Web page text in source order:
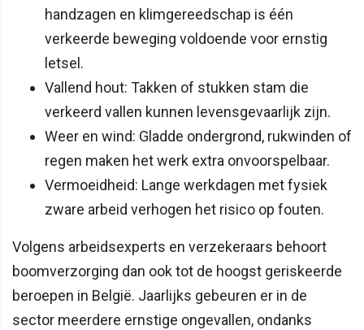
handzagen en klimgereedschap is één
verkeerde beweging voldoende voor ernstig
letsel.
Vallend hout: Takken of stukken stam die
verkeerd vallen kunnen levensgevaarlijk zijn.
Weer en wind: Gladde ondergrond, rukwinden of
regen maken het werk extra onvoorspelbaar.
Vermoeidheid: Lange werkdagen met fysiek
zware arbeid verhogen het risico op fouten.
Volgens arbeidsexperts en verzekeraars behoort
boomverzorging dan ook tot de hoogst geriskeerde
beroepen in België. Jaarlijks gebeuren er in de
sector meerdere ernstige ongevallen, ondanks